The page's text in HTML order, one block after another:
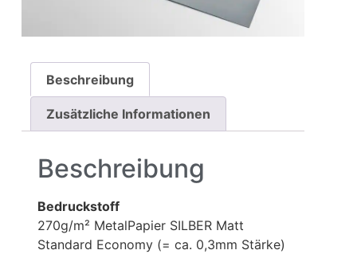
Beschreibung
Zusätzliche Informationen
Beschreibung
Bedruckstoff
270g/m² MetalPapier SILBER Matt
Standard Economy (= ca. 0,3mm Stärke)